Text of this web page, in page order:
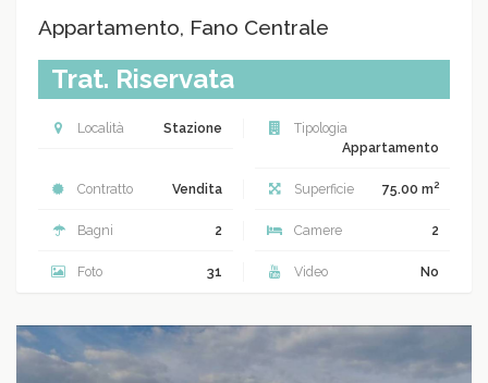
Appartamento, Fano Centrale
Trat. Riservata
Località Stazione
Tipologia
Appartamento
Contratto Vendita Superficie 75.00 m2
Bagni 2 Camere 2
Foto 31 Video No